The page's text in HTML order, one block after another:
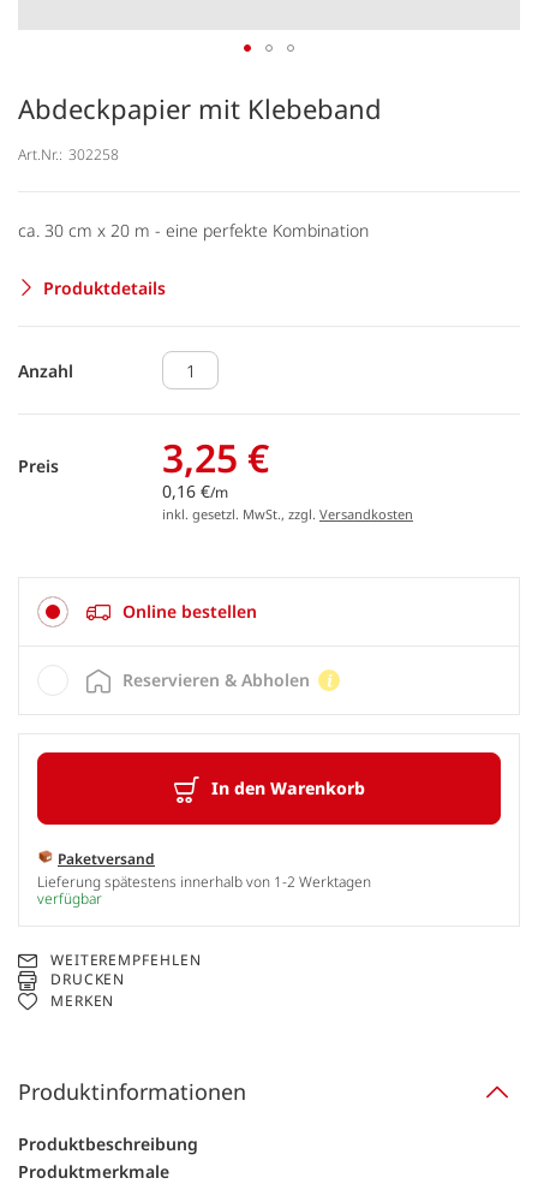
Abdeckpapier mit Klebeband
Art.Nr.: 302258
ca. 30 cm x 20 m - eine perfekte Kombination
Produktdetails
Anzahl
Preis 3,25 €
0,16 €/m
inkl. gesetzl. MwSt., zzgl. Versandkosten
Online bestellen
In den Warenkorb
Paketversand
Lieferung spätestens innerhalb von 1-2 Werktagen
verfügbar
Reservieren & Abholen
WEITEREMPFEHLEN
DRUCKEN
MERKEN
Produktinformationen
Produktbeschreibung
Produktmerkmale